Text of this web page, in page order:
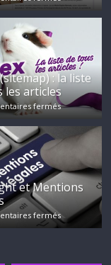
: la liste
les articles
fermés
et Mentions
fermés